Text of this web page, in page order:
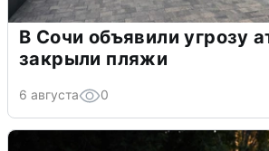
В Сочи объявили угрозу
закрыли пляжи
6 августа 0